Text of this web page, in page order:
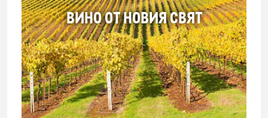
ВИНО ОТ НОВИЯ СВЯТ